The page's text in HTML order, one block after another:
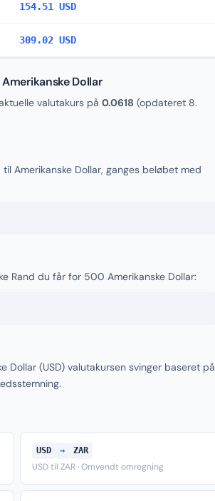
154.51 USD
309.02 USD
Dollar
valutakurs på 0.0618 (opdateret 8.
Amerikanske Dollar, ganges beløbet med
Rand du får for 500 Amerikanske Dollar:
Dollar (USD) valutakursen svinger baseret på
USD → ZAR
USD til ZAR · Omvendt omregning